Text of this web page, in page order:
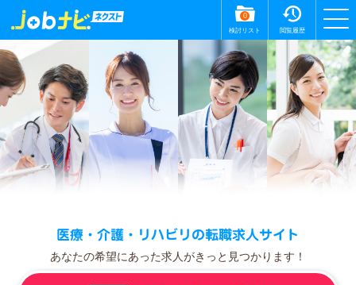
0
検討リスト 閲覧履歴
医療・介護・リハビリの転職求人サイト
あなたの希望にあった求人がきっと見つかります！